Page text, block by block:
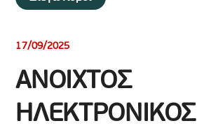
17/09/2025
ΑΝΟΙΧΤΟΣ
ΗΛΕΚΤΡΟΝΙΚΟΣ